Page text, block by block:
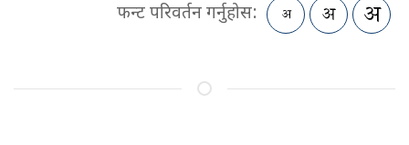
फन्ट परिवर्तन गर्नुहोस: